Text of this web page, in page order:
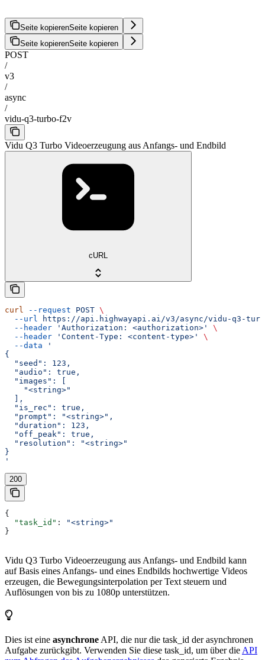
Seite kopierenSeite kopieren
Seite kopierenSeite kopieren
POST
/
v3
/
async
/
vidu-q3-turbo-f2v
Vidu Q3 Turbo Videoerzeugung aus Anfangs- und Endbild
cURL
curl --request POST \
  --url
https://api.highwayapi.ai/v3/async/vidu-q3-
  --header
'Authorization: <authorization>'
\
  --header
'Content-Type: <content-type>'
\
  --data
'
{
  "seed": 123,
  "audio": true,
  "images": [
    "<string>"
  ],
  "is_rec": true,
  "prompt": "<string>",
  "duration": 123,
  "off_peak": true,
  "resolution": "<string>"
}
'
200
{
  "task_id"
:
"<string>"
}
Vidu Q3 Turbo Videoerzeugung aus Anfangs- und Endbild kann
auf Basis eines Anfangs- und eines Endbilds hochwertige Videos
erzeugen, die Bewegungsinterpolation per Text steuern und
Auflösungen von bis zu 1080p unterstützen.
Dies ist eine asynchrone API, die nur die task_id der asynchronen
Aufgabe zurückgibt. Verwenden Sie diese task_id, um über die API